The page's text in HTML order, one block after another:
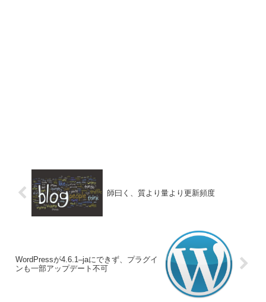
師曰く、質より量より更新頻度
WordPressが4.6.1–jaにできず、プラグイ
ンも一部アップデート不可